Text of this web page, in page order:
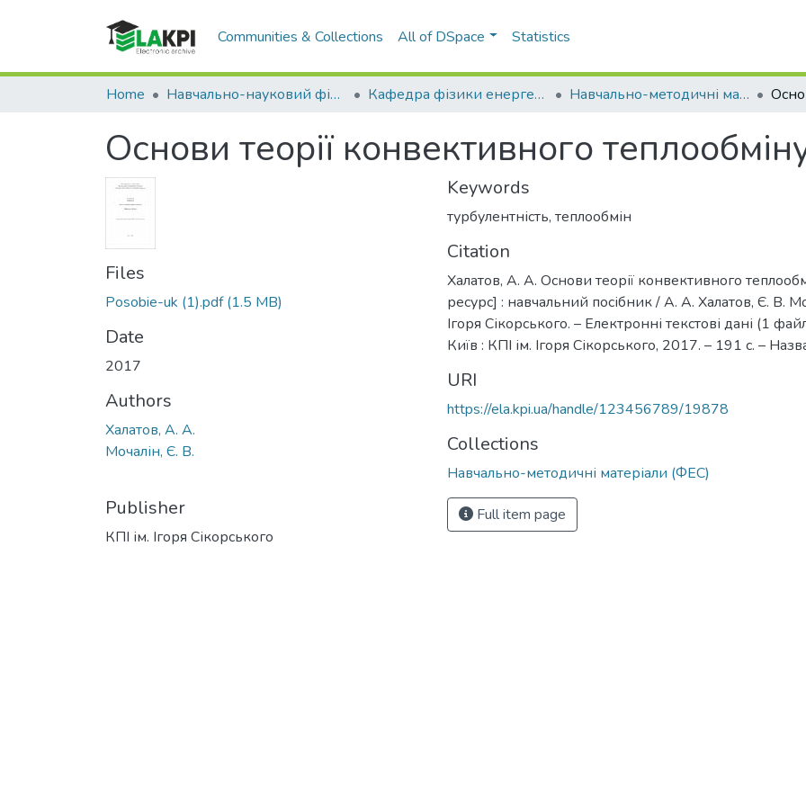
Communities & Collections All of DSpace Statistics
Home Навчально-науковий фізико-технічний інститут (НН ФТІ) Кафедра фізики енергетичних систем (ФЕС) Навчально-методичні матеріали (ФЕС)
Основи теорії конвективного
Files
Posobie-uk (1).pdf(1.5 MB)
Date
2017
Authors
Халатов, А. А.
Мочалін, Є. В.
Publisher
КПІ ім. Ігоря Сікорського
Keywords
турбулентність, теплообмін
Citation
Халатов, А. А. Основи теорії конвективного
ресурс] : навчальний посібник / А. А. Халатов, Є. В.
Ігоря Сікорського. – Електронні текстові дані (1
Київ : КПІ ім. Ігоря Сікорського, 2017. – 191 с. –
URI
https://ela.kpi.ua/handle/123456789/19878
Collections
Навчально-методичні матеріали (ФЕС)
Full item page